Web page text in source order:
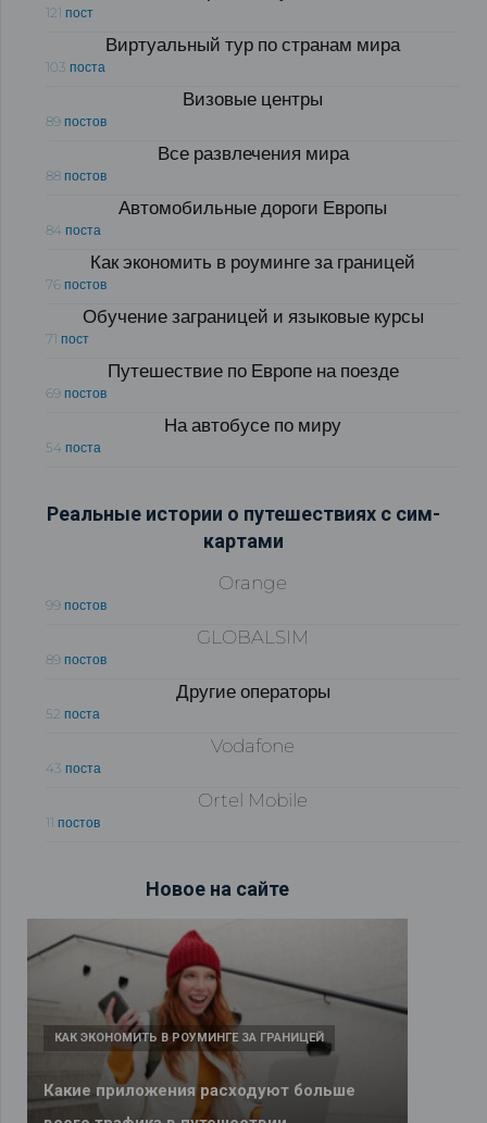
121 пост
Виртуальный тур по странам мира
103 поста
Визовые центры
89 постов
Все развлечения мира
88 постов
Автомобильные дороги Европы
84 поста
Как экономить в роуминге за границей
76 постов
Обучение заграницей и языковые курсы
71 пост
Путешествие по Европе на поезде
69 постов
На автобусе по миру
54 поста
Реальные истории о путешествиях с сим-
картами
Orange
99 постов
GLOBALSIM
89 постов
Другие операторы
52 поста
Vodafone
43 поста
Ortel Mobile
11 постов
Новое на сайте
Какие приложения расходуют больше
КАК ЭКОНОМИТЬ В РОУМИНГЕ ЗА ГРАНИЦЕЙ